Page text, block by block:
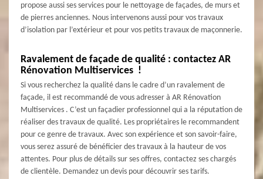
propose aussi ses services pour le nettoyage de façades, de murs et
de pierres anciennes. Nous intervenons aussi pour vos travaux
d’isolation par l’extérieur et pour vos petits travaux de maçonnerie.
Ravalement de façade de qualité : contactez AR
Rénovation Multiservices !
Si vous recherchez la qualité dans le cadre d’un ravalement de
façade, il est recommandé de vous adresser à AR Rénovation
Multiservices . C’est un façadier professionnel qui a la réputation de
réaliser des travaux de qualité. Les propriétaires le recommandent
pour ce genre de travaux. Avec son expérience et son savoir-faire,
vous serez assuré de bénéficier des travaux à la hauteur de vos
attentes. Pour plus de détails sur ses offres, contactez ses chargés
de clientèle. Demandez un devis pour découvrir ses tarifs.